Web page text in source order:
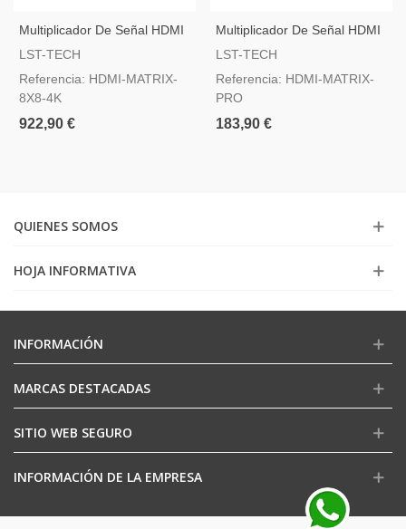
Multiplicador De Señal HDMI
8 Entradas 4K, 8 Salidas 4K
LST-TECH
Referencia: HDMI-MATRIX-
8X8-4K
922,90 €
Multiplicador De Señal HDMI
Sobre IP
LST-TECH
Referencia: HDMI-MATRIX-
PRO
183,90 €
QUIENES SOMOS
HOJA INFORMATIVA
INFORMACIÓN
MARCAS DESTACADAS
SITIO WEB SEGURO
INFORMACIÓN DE LA EMPRESA